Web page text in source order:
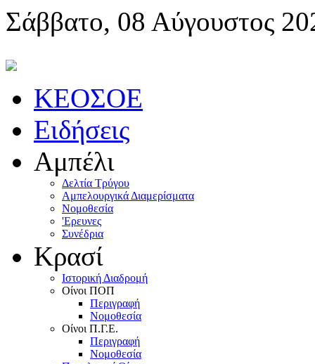
Σάββατο, 08 Αύγουστος
KEOΣOE
Ειδήσεις
Αμπέλι
Δελτία Τρύγου
Αμπελουργικά Διαμερίσματα
Nομοθεσία
'Eρευνες
Συνέδρια
Κρασί
Iστορική Διαδρομή
Oίνοι ΠOΠ
Περιγραφή
Nομοθεσία
Oίνοι Π.Γ.E.
Περιγραφή
Νομοθεσία